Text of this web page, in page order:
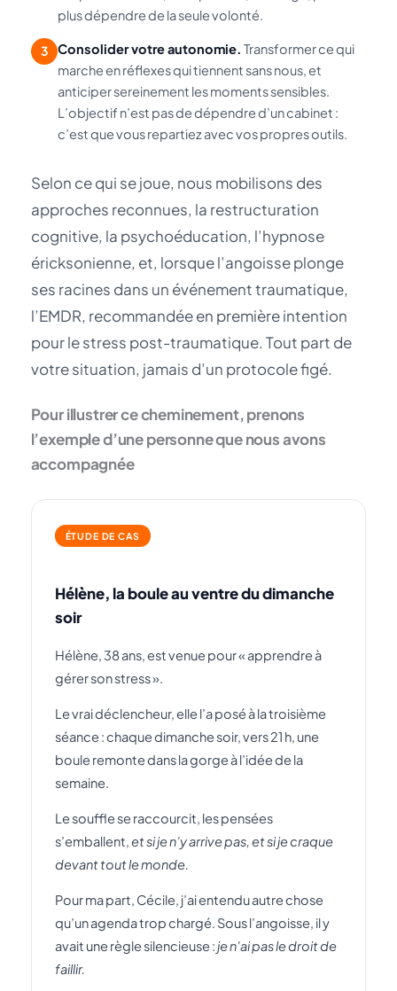
plus dépendre de la seule volonté.
3 Consolider votre autonomie. Transformer ce qui
marche en réflexes qui tiennent sans nous, et
anticiper sereinement les moments sensibles.
L’objectif n’est pas de dépendre d’un cabinet :
c’est que vous repartiez avec vos propres outils.
Selon ce qui se joue, nous mobilisons des
approches reconnues, la restructuration
cognitive, la psychoéducation, l’hypnose
éricksonienne, et, lorsque l’angoisse plonge
ses racines dans un événement traumatique,
l’EMDR, recommandée en première intention
pour le stress post-traumatique. Tout part de
votre situation, jamais d’un protocole figé.
Pour illustrer ce cheminement, prenons
l’exemple d’une personne que nous avons
accompagnée
ÉTUDE DE CAS
Hélène, la boule au ventre du dimanche
soir
Hélène, 38 ans, est venue pour « apprendre à
gérer son stress ».
Le vrai déclencheur, elle l’a posé à la troisième
séance : chaque dimanche soir, vers 21 h, une
boule remonte dans la gorge à l’idée de la
semaine.
Le souffle se raccourcit, les pensées
s’emballent,et si je n’y arrive pas, et si je craque
devant tout le monde.
Pour ma part, Cécile, j’ai entendu autre chose
qu’un agenda trop chargé. Sous l’angoisse, il y
avait une règle silencieuse :je n’ai pas le droit de
faillir.